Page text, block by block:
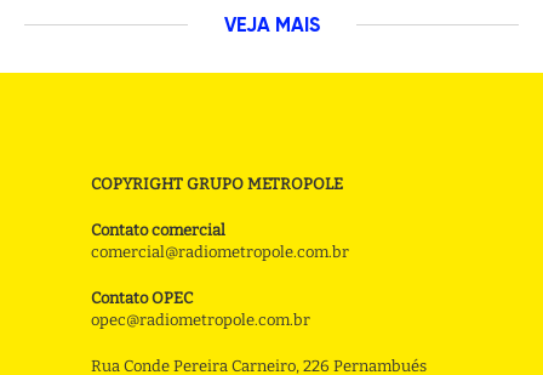
VEJA MAIS
COPYRIGHT GRUPO METROPOLE
Contato comercial
comercial@radiometropole.com.br
Contato OPEC
opec@radiometropole.com.br
Rua Conde Pereira Carneiro, 226 Pernambués